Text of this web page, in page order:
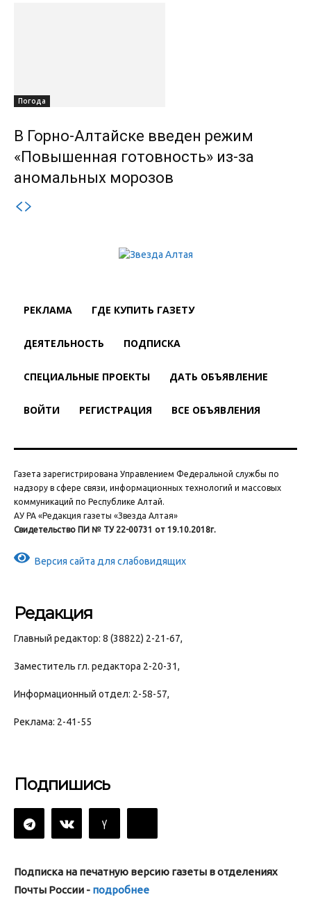
Погода
В Горно-Алтайске введен режим
«Повышенная готовность» из-за
аномальных морозов
РЕКЛАМА ГДЕ КУПИТЬ ГАЗЕТУ
ДЕЯТЕЛЬНОСТЬ ПОДПИСКА
СПЕЦИАЛЬНЫЕ ПРОЕКТЫ ДАТЬ ОБЪЯВЛЕНИЕ
ВОЙТИ РЕГИСТРАЦИЯ ВСЕ ОБЪЯВЛЕНИЯ
Газета зарегистрирована Управлением Федеральной службы по
надзору в сфере связи, информационных технологий и массовых
коммуникаций по Республике Алтай.
АУ РА «Редакция газеты «Звезда Алтая»
Свидетельство ПИ № ТУ 22-00731 от 19.10.2018г.
Версия сайта для слабовидящих
Редакция
Главный редактор: 8 (38822) 2-21-67,
Заместитель гл. редактора 2-20-31,
Информационный отдел: 2-58-57,
Реклама: 2-41-55
Подпишись
Подписка на печатную версию газеты в отделениях
Почты России - подробнее